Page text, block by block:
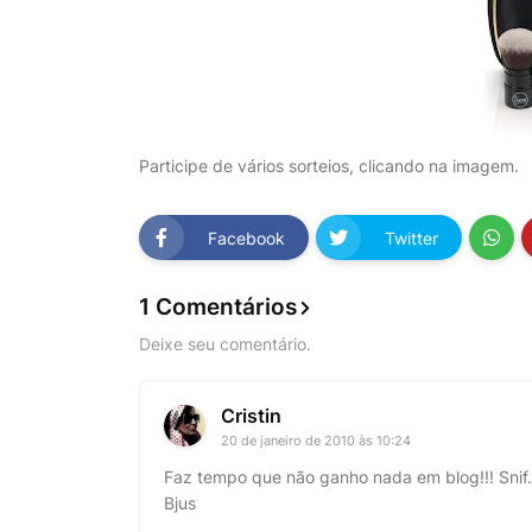
Participe de vários sorteios, clicando na imagem.
Facebook Twitter
1 Comentários
Deixe seu comentário.
Cristin
20 de janeiro de 2010 às 10:24
Faz tempo que não ganho nada em blog!!!
Bjus